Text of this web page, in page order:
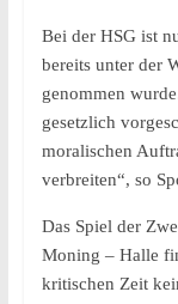
Bei der HSG ist
bereits unter der
genommen
gesetzlich
moralischen
verbreiten“, so
Das Spiel der
Moning – Halle
kritischen Zeit